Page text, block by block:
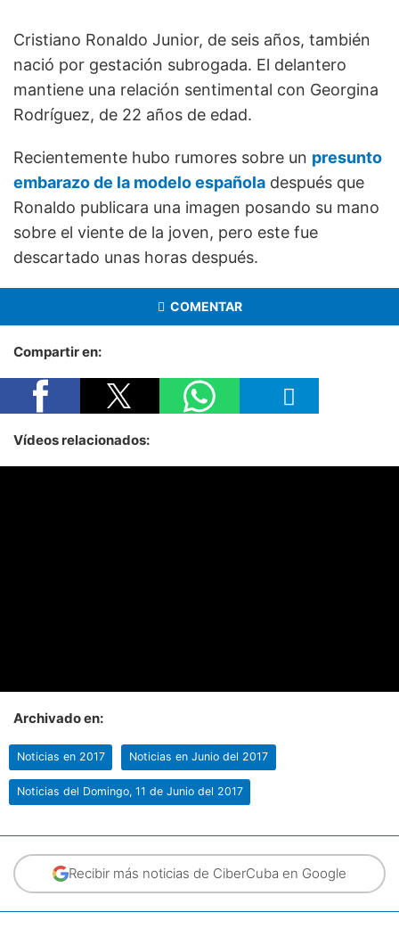
Cristiano Ronaldo Junior, de seis años, también
nació por gestación subrogada. El delantero
mantiene una relación sentimental con Georgina
Rodríguez, de 22 años de edad.
Recientemente hubo rumores sobre un presunto
embarazo de la modelo española después que
Ronaldo publicara una imagen posando su mano
sobre el viente de la joven, pero este fue
descartado unas horas después.
COMENTAR
Compartir en:
Vídeos relacionados:
Archivado en:
Noticias en 2017 Noticias en Junio del 2017
Noticias del Domingo, 11 de Junio del 2017
Recibir más noticias de CiberCuba en Google